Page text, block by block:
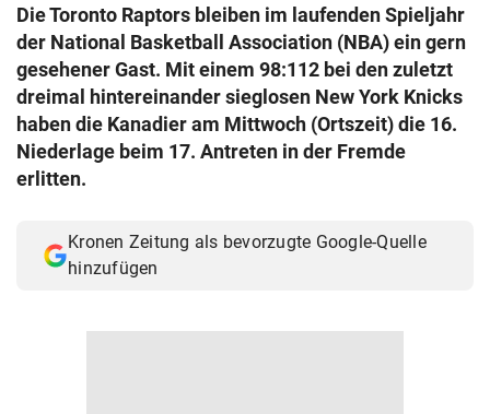
Die Toronto Raptors bleiben im laufenden Spieljahr
der National Basketball Association (NBA) ein gern
gesehener Gast. Mit einem 98:112 bei den zuletzt
dreimal hintereinander sieglosen New York Knicks
haben die Kanadier am Mittwoch (Ortszeit) die 16.
Niederlage beim 17. Antreten in der Fremde
erlitten.
Kronen Zeitung als bevorzugte Google-Quelle
hinzufügen